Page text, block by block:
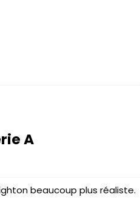
A
beaucoup plus réaliste.